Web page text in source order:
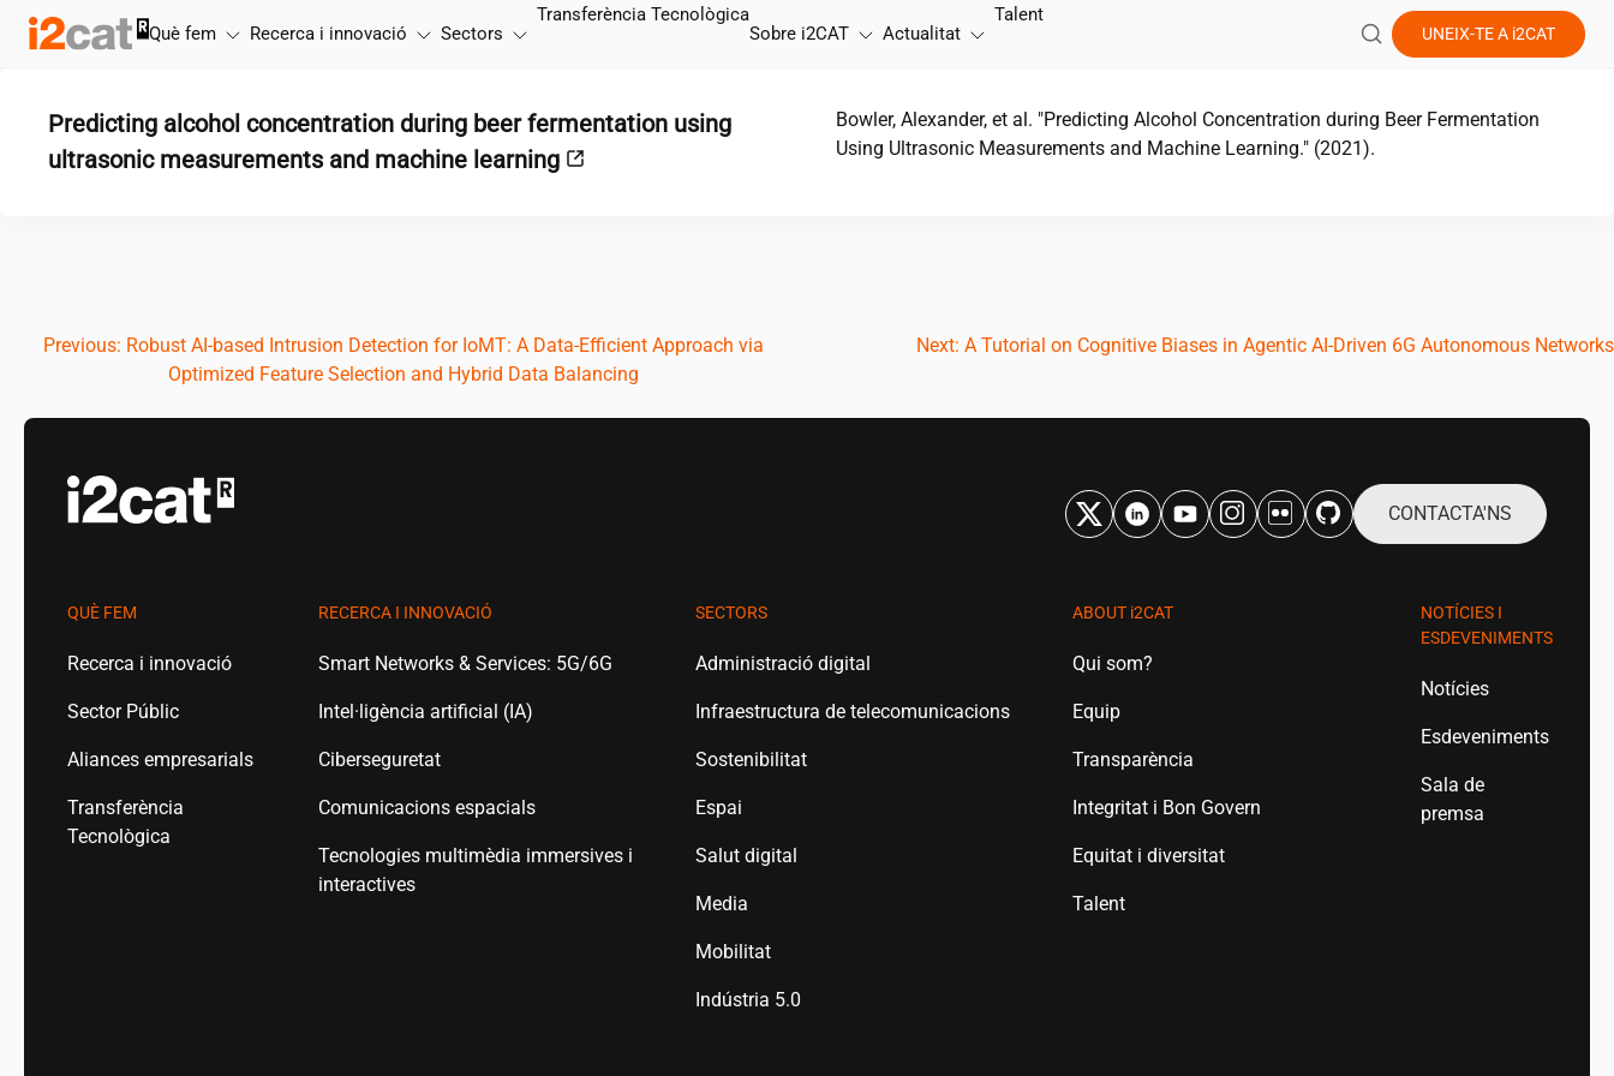
Salta
Què fem Recerca i innovació Sectors
Transferència Tecnològica
Sobre i2CAT Actualitat
Talent
UNEIX-TE A i2CAT
Predicting alcohol concentration during beer fermentation using
ultrasonic measurements and machine learning
Bowler, Alexander, et al. "Predicting Alcohol Concentration during Beer Fermentation
Using Ultrasonic Measurements and Machine Learning." (2021).
Navegació
d'entrades
Previous: Robust AI-based Intrusion Detection for IoMT: A Data-Efficient Approach via
Optimized Feature Selection and Hybrid Data Balancing
Next: A Tutorial on Cognitive Biases in Agentic AI-Driven 6G Autonomous Networks
CONTACTA'NS
QUÈ FEM
Recerca i innovació
Sector Públic
Aliances empresarials
Transferència
Tecnològica
RECERCA I INNOVACIÓ
Smart Networks & Services: 5G/6G
Intel·ligència artificial (IA)
Ciberseguretat
Comunicacions espacials
Tecnologies multimèdia immersives i
interactives
SECTORS
Administració digital
Infraestructura de telecomunicacions
Sostenibilitat
Espai
Salut digital
Media
Mobilitat
Indústria 5.0
ABOUT i2CAT
Qui som?
Equip
Transparència
Integritat i Bon Govern
Equitat i diversitat
Talent
NOTÍCIES I
ESDEVENIMENTS
Notícies
Esdeveniments
Sala de
premsa